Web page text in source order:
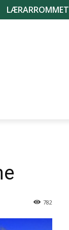
LÆRARROMMET
782